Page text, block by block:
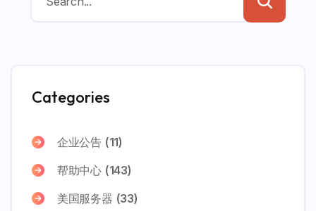
Categories
企业公告 (11)
帮助中心 (143)
美国服务器 (33)